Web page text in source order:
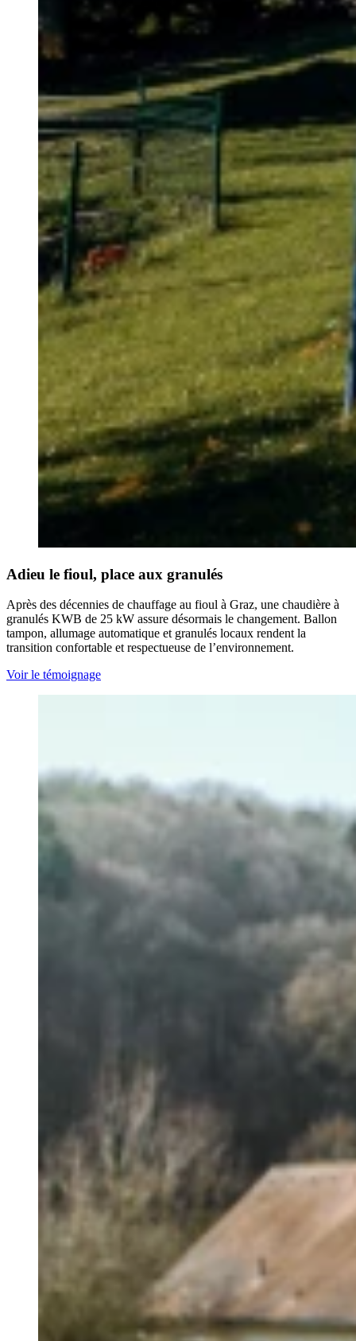
Adieu le fioul, place aux granulés
Après des décennies de chauffage au fioul à Graz, une chaudière à
granulés KWB de 25 kW assure désormais le changement. Ballon
tampon, allumage automatique et granulés locaux rendent la
transition confortable et respectueuse de l’environnement.
Voir le témoignage